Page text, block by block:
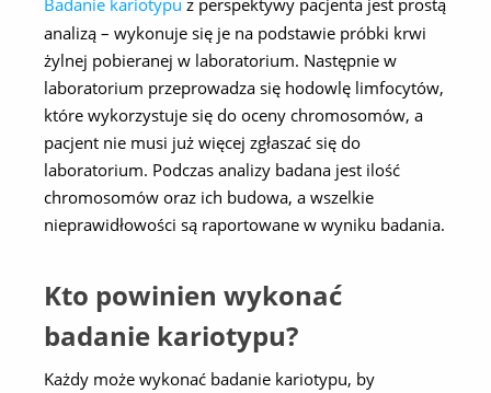
analizą – wykonuje się je na podstawie próbki krwi
żylnej pobieranej w laboratorium. Następnie w
laboratorium przeprowadza się hodowlę limfocytów,
które wykorzystuje się do oceny chromosomów, a
pacjent nie musi już więcej zgłaszać się do
laboratorium. Podczas analizy badana jest ilość
chromosomów oraz ich budowa, a wszelkie
nieprawidłowości są raportowane w wyniku badania.
Kto powinien wykonać
badanie kariotypu?
Każdy może wykonać badanie kariotypu, by